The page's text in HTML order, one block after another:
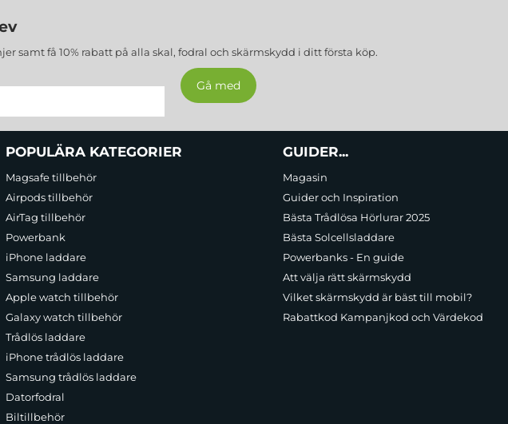
samt få 10% rabatt på alla skal, fodral och skärmskydd i ditt första köp.
POPULÄRA KATEGORIER
Magsafe tillbehör
Airpods tillbehör
AirTag tillbehör
Powerbank
iPhone laddare
Samsung laddare
Apple watch tillbehör
Galaxy watch tillbehör
Trådlös laddare
iPhone trådlös laddare
Samsung trådlös laddare
Datorfodral
Biltillbehör
GUIDER...
Magasin
Guider och Inspiration
Bästa Trådlösa Hörlurar 2025
Bästa Solcellsladdare
Powerbanks - En guide
Att välja rätt skärmskydd
Vilket skärmskydd är bäst till mobil?
Rabattkod Kampanjkod och Värdekod